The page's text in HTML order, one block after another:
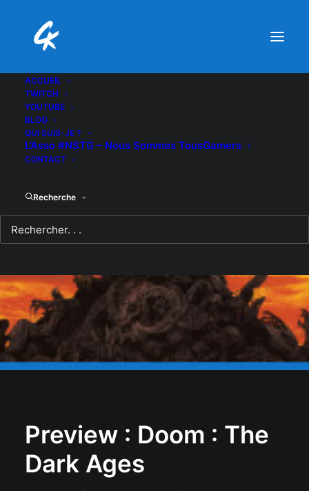
ACCUEIL
TWITCH
YOUTUBE
BLOG
QUI SUIS-JE ?
L’Asso #NSTG – Nous Sommes TousGamers
CONTACT
Recherche
Preview : Doom : The
Dark Ages